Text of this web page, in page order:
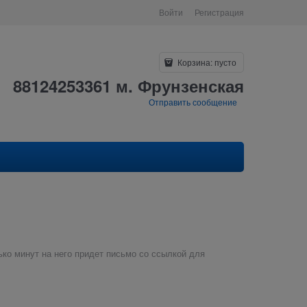
Войти Регистрация
Корзина: пусто
88124253361 м. Фрунзенская
Отправить сообщение
минут на него придет письмо со ссылкой для